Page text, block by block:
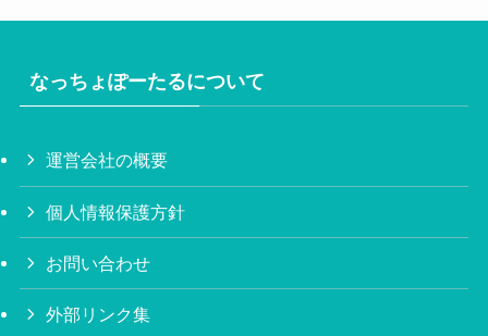
なっちょぽーたるについて
運営会社の概要
個人情報保護方針
お問い合わせ
外部リンク集